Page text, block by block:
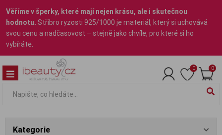
Věříme v šperky, které mají nejen krásu, ale i skutečnou
hodnotu. Stříbro ryzosti 925/1000 je materiál, který si uchovává
svou cenu a nadčasovost – stejně jako chvíle, pro které si ho
vybíráte.
0 0
Kategorie